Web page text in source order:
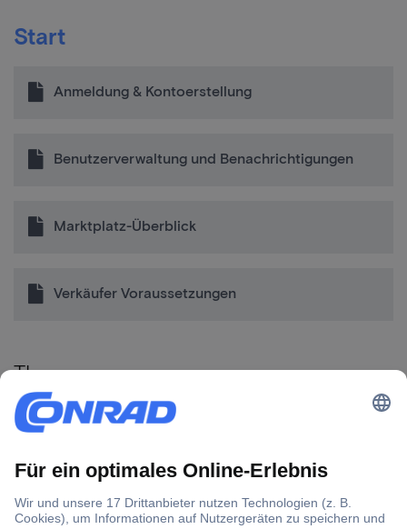
Start
Anmeldung & Kontoerstellung
Benutzerverwaltung und Benachrichtigungen
Marktplatz-Überblick
Verkäufer Voraussetzungen
Themen
Start
Benutzerverwaltung und Benachrichtigungen
Marktplatz-Überblick
Verkäufer Voraussetzungen